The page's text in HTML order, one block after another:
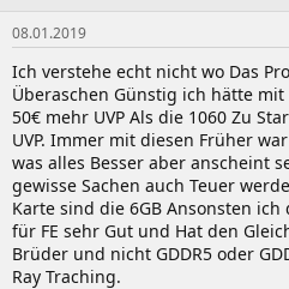
08.01.2019
Ich verstehe echt nicht wo Das
Überaschen Günstig ich hätte
50€ mehr UVP Als die 1060 Zu
UVP. Immer mit diesen Früher
was alles Besser aber anscheint
gewisse Sachen auch Teuer
Karte sind die 6GB Ansonsten
für FE sehr Gut und Hat den
Brüder und nicht GDDR5 oder
Ray Traching.